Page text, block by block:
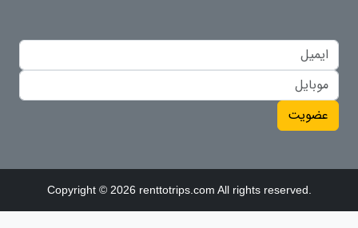
عضویت
Copyright © 2026 renttotrips.com All rights reserved.